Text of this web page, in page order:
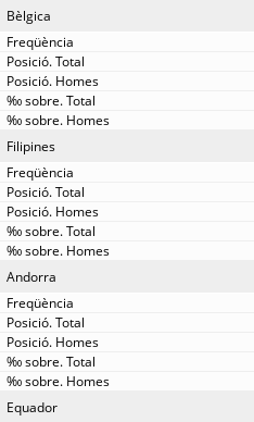
Bèlgica
Filipines
Andorra
Equador